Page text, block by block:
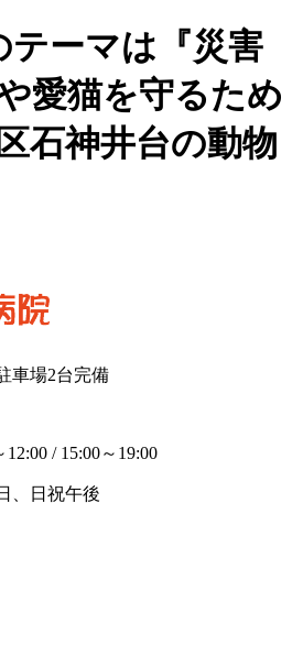
テーマは『災害
愛猫を守るため
石神井台の動物
12:00 / 15:00～19:00
、日祝午後